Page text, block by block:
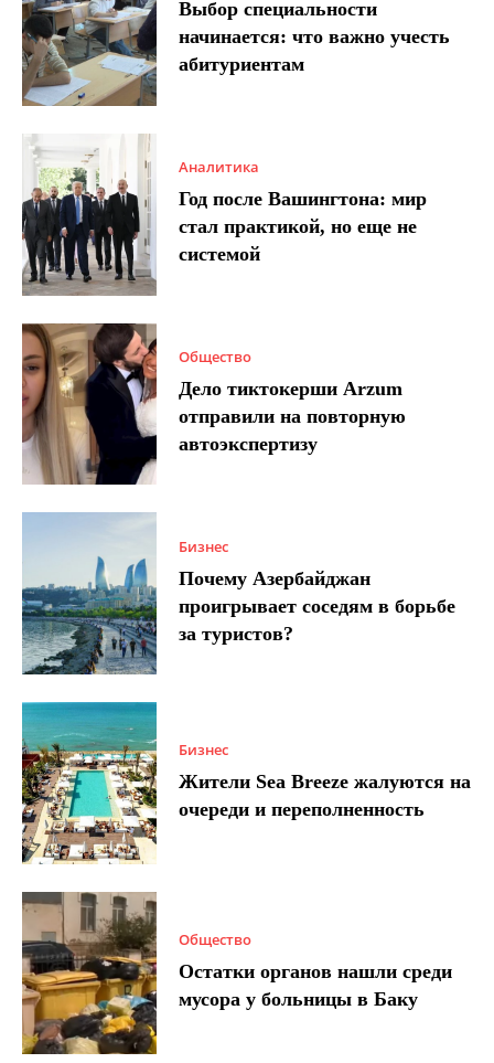
Выбор специальности
начинается: что важно учесть
абитуриентам
Аналитика
Год после Вашингтона: мир
стал практикой, но еще не
системой
Общество
Дело тиктокерши Arzum
отправили на повторную
автоэкспертизу
Бизнес
Почему Азербайджан
проигрывает соседям в борьбе
за туристов?
Бизнес
Жители Sea Breeze жалуются на
очереди и переполненность
Общество
Остатки органов нашли среди
мусора у больницы в Баку